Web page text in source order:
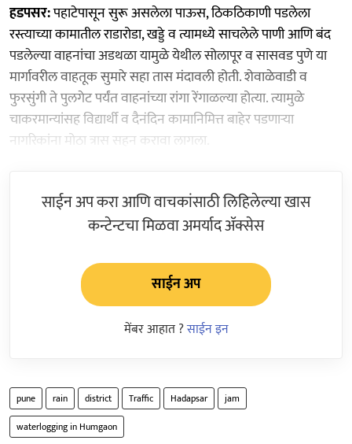
हडपसर:पहाटेपासून सुरू असलेला पाऊस, ठिकठिकाणी पडलेला
रस्त्याच्या कामातील राडारोडा, खड्डे व त्यामध्ये साचलेले पाणी आणि बंद
पडलेल्या वाहनांचा अडथळा यामुळे येथील सोलापूर व सासवड पुणे या
मार्गावरील वाहतूक सुमारे सहा तास मंदावली होती. शेवाळेवाडी व
फुरसुंगी ते पुलगेट पर्यंत वाहनांच्या रांगा रेंगाळल्या होत्या. त्यामुळे
चाकरमान्यांसह विद्यार्थी व दैनंदिन कामानिमित्त बाहेर पडणाऱ्या
नागरिकांना मोठा त्रास सहन करावा लागला.
साईन अप करा आणि वाचकांसाठी लिहिलेल्या खास
कन्टेन्टचा मिळवा अमर्याद ॲक्सेस
साईन अप
मेंबर आहात ?साईन इन
pune rain district Traffic Hadapsar
jam
waterlogging in Humgaon